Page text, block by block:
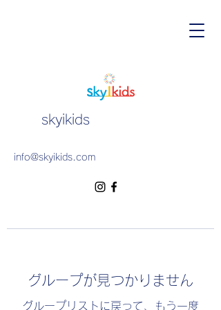
skyikids
info@skyikids.com
グループが見つかりません
グループリストに戻って、もう一度